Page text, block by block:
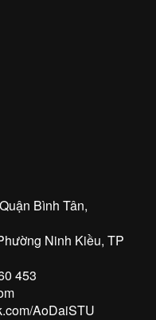
Bình Tân,
Ninh Kiều, TP
453
AoDaiSTU